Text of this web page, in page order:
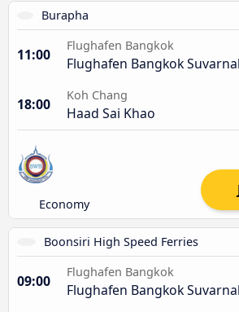
Burapha
11:00
Flughafen Bangkok
Flughafen Bangkok
18:00
Koh Chang
Haad Sai Khao
Economy
Boonsiri High Speed Ferries
09:00
Flughafen Bangkok
Flughafen Bangkok